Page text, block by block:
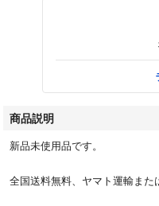
商品説明
新品未使用品です。
全国送料無料、ヤマト運輸また